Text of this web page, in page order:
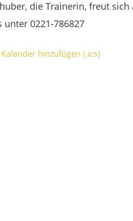
die Trainerin, freut sich
unter 0221-786827
hinzufügen (.ics)